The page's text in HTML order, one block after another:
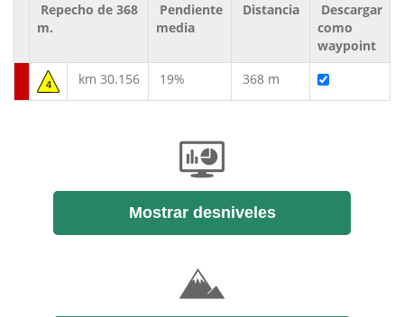
Repecho de 368
m.
Pendiente
media
Distancia
Descargar
como
waypoint
4 km 30.156 19% 368 m
Mostrar desniveles